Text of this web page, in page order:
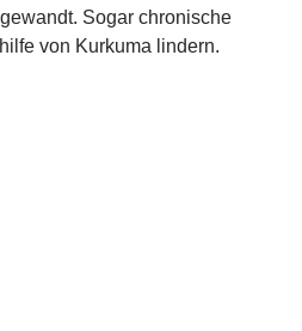
Sogar chronische
von Kurkuma lindern.